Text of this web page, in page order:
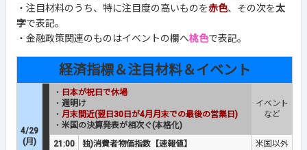
・注目材料のうち、特に注目度の高いものを赤色、その次を太
字で表記。
・金融政策関連のものはイベントの欄へ桃色で表記。
経済指標＆注目材料＆イベント
4/29
(月)
・ 日本が祝日で休場
・ 週明け
・ 月末間近(翌日30日が4月月末での最後の営業日)
・ 米国の決算発表が相次ぐ(本格化)
イベント
など
21:00 独)消費者物価指数【速報値】
米国以外